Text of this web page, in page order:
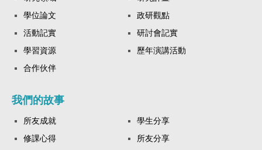
學位論文
政研觀點
活動記實
研討會記實
學習資源
歷年演講活動
合作伙伴
我們的故事
所友成就
學生分享
修課心得
所友分享